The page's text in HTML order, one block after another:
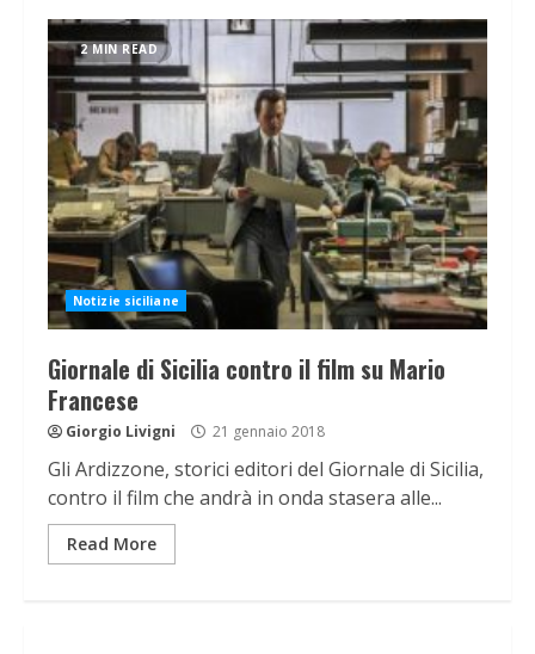
2 MIN READ
Notizie siciliane
Giornale di Sicilia contro il film su Mario
Francese
Giorgio Livigni 21 gennaio 2018
Gli Ardizzone, storici editori del Giornale di Sicilia,
contro il film che andrà in onda stasera alle...
Read More